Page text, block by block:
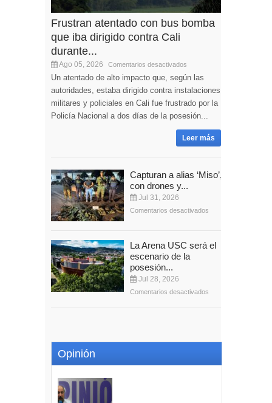
Frustran atentado con bus bomba
que iba dirigido contra Cali
durante...
Ago 05, 2026 Comentarios desactivados
Un atentado de alto impacto que, según las
autoridades, estaba dirigido contra instalaciones
militares y policiales en Cali fue frustrado por la
Policía Nacional a dos días de la posesión...
Leer más
Capturan a alias ‘Miso’,
con drones y...
Jul 31, 2026
Comentarios desactivados
La Arena USC será el
escenario de la
posesión...
Jul 28, 2026
Comentarios desactivados
Opinión